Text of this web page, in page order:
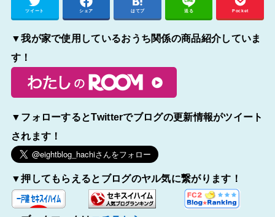
ツイート シェア はてブ 送る Pocket
▼我が家で使用しているおうち関係の商品紹介していま
す！
▼フォローするとTwitterでブログの更新情報がツイート
されます！
▼押してもらえるとブログのヤル気に繋がります！